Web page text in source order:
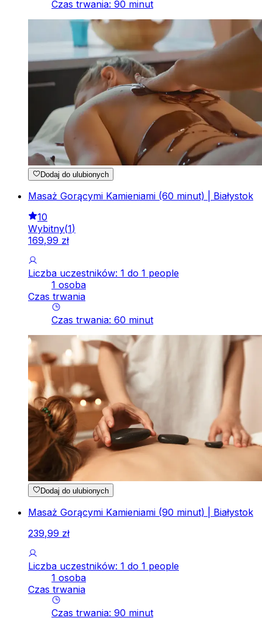
Czas trwania: 90 minut
Dodaj do ulubionych
Masaż Gorącymi Kamieniami (60 minut) | Białystok
10
Wybitny(1)
169,99 zł
Liczba uczestników: 1 do 1 people
1 osoba
Czas trwania
Czas trwania: 60 minut
Dodaj do ulubionych
Masaż Gorącymi Kamieniami (90 minut) | Białystok
239,99 zł
Liczba uczestników: 1 do 1 people
1 osoba
Czas trwania
Czas trwania: 90 minut